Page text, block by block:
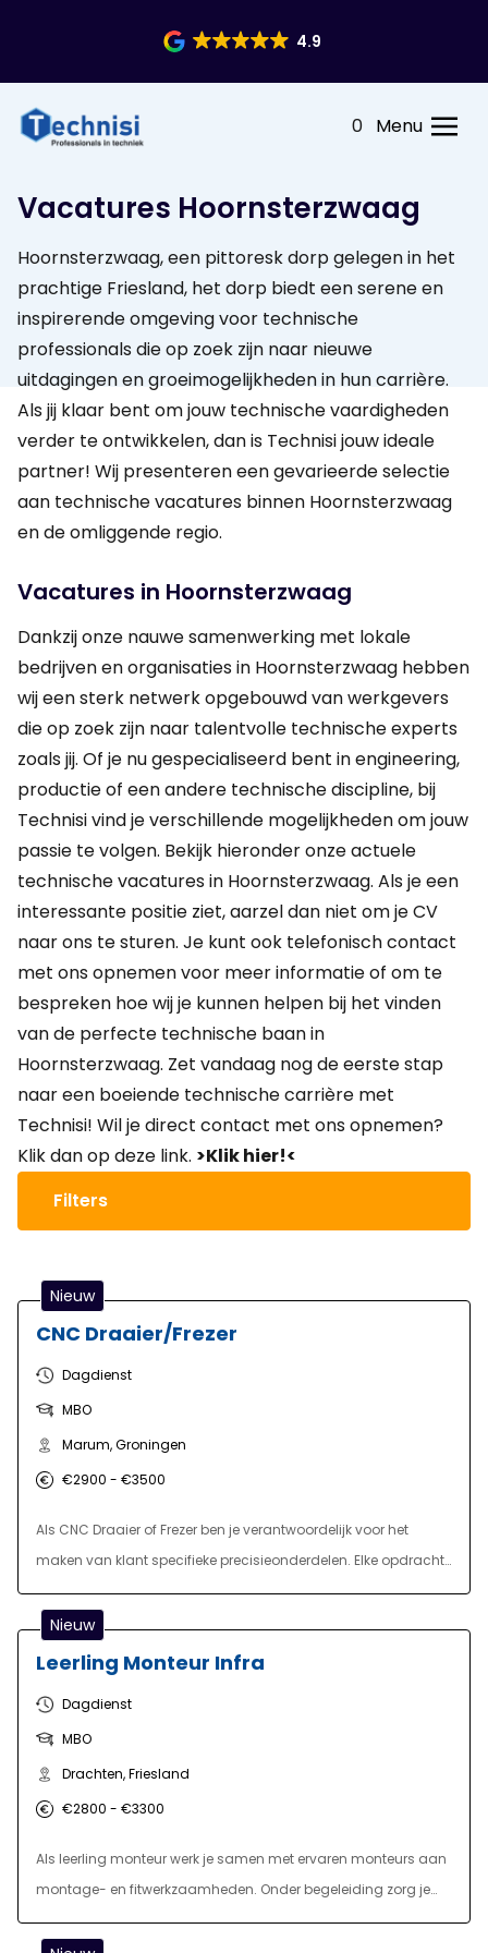
4.9
0 Menu
Vacatures Hoornsterzwaag
Hoornsterzwaag, een pittoresk dorp gelegen in het
prachtige Friesland, het dorp biedt een serene en
inspirerende omgeving voor technische
professionals die op zoek zijn naar nieuwe
uitdagingen en groeimogelijkheden in hun carrière.
Als jij klaar bent om jouw technische vaardigheden
verder te ontwikkelen, dan is Technisi jouw ideale
partner! Wij presenteren een gevarieerde selectie
aan technische vacatures binnen Hoornsterzwaag
en de omliggende regio.
Vacatures in Hoornsterzwaag
Dankzij onze nauwe samenwerking met lokale
bedrijven en organisaties in Hoornsterzwaag hebben
wij een sterk netwerk opgebouwd van werkgevers
die op zoek zijn naar talentvolle technische experts
zoals jij. Of je nu gespecialiseerd bent in engineering,
productie of een andere technische discipline, bij
Technisi vind je verschillende mogelijkheden om jouw
passie te volgen. Bekijk hieronder onze actuele
technische vacatures in Hoornsterzwaag. Als je een
interessante positie ziet, aarzel dan niet om je CV
naar ons te sturen. Je kunt ook telefonisch contact
met ons opnemen voor meer informatie of om te
bespreken hoe wij je kunnen helpen bij het vinden
van de perfecte technische baan in
Hoornsterzwaag. Zet vandaag nog de eerste stap
naar een boeiende technische carrière met
Technisi! Wil je direct contact met ons opnemen?
Klik dan op deze link. >Klik hier!<
Filters
Nieuw
CNC Draaier/Frezer
Dagdienst
MBO
Marum, Groningen
€2900 - €3500
Als CNC Draaier of Frezer ben je verantwoordelijk voor het
maken van klant specifieke precisieonderdelen. Elke opdracht
is weer uniek, en dat zorgt voor ruime variatie in de dagelijkse
werkzaamheden. Je bent bezig met het correct afstellen van
diverse machines, het gebruiken van het juiste gereedschap
ben je verantwoordelijk voor het uitvoeren van
kwaliteitscontroles van je eindproduct op kwaliteit. Daarbij
houd je je machines schoon en zorg je voor kleinschalig
onderhoud.
Nieuw
Leerling Monteur Infra
Dagdienst
MBO
Drachten, Friesland
€2800 - €3300
Als leerling monteur werk je samen met ervaren monteurs aan
montage- en fitwerkzaamheden. Onder begeleiding zorg je
voor een veilige en nauwkeurige uitvoering van de taken,